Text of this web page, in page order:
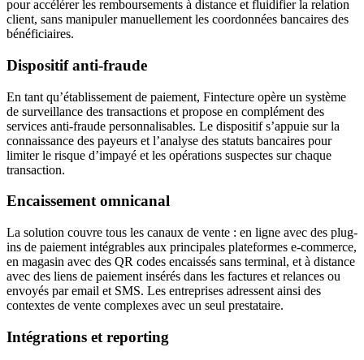
pour accélérer les remboursements à distance et fluidifier la relation
client, sans manipuler manuellement les coordonnées bancaires des
bénéficiaires.
Dispositif anti-fraude
En tant qu’établissement de paiement, Fintecture opère un système
de surveillance des transactions et propose en complément des
services anti-fraude personnalisables. Le dispositif s’appuie sur la
connaissance des payeurs et l’analyse des statuts bancaires pour
limiter le risque d’impayé et les opérations suspectes sur chaque
transaction.
Encaissement omnicanal
La solution couvre tous les canaux de vente : en ligne avec des plug-
ins de paiement intégrables aux principales plateformes e-commerce,
en magasin avec des QR codes encaissés sans terminal, et à distance
avec des liens de paiement insérés dans les factures et relances ou
envoyés par email et SMS. Les entreprises adressent ainsi des
contextes de vente complexes avec un seul prestataire.
Intégrations et reporting